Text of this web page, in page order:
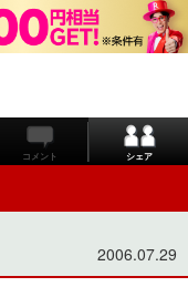
コメント シェア
2006.07.29